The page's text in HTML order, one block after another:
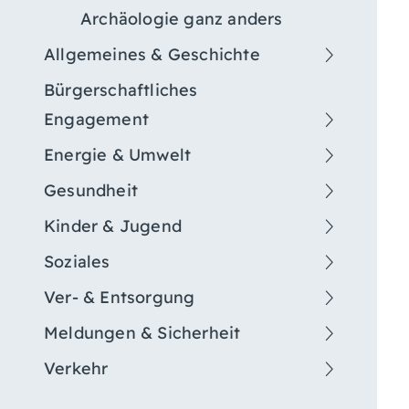
Archäologie ganz anders
Allgemeines & Geschichte
Bürgerschaftliches
Engagement
Energie & Umwelt
Gesundheit
Kinder & Jugend
Soziales
Ver- & Entsorgung
Meldungen & Sicherheit
Verkehr